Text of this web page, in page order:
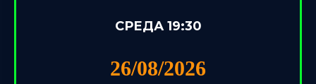
СРЕДА 19:30
26/08/2026